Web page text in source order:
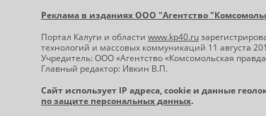
Реклама в изданиях ООО "Агентство
Портал Калуги и области www.kp40.ru
технологий и массовых коммуникаций 11 августа
Учредитель: ООО «Агентство «Комсомольская правда
Главный редактор: Ивкин В.П.
Сайт использует IP адреса, cookie и данные
по защите персональных данных.